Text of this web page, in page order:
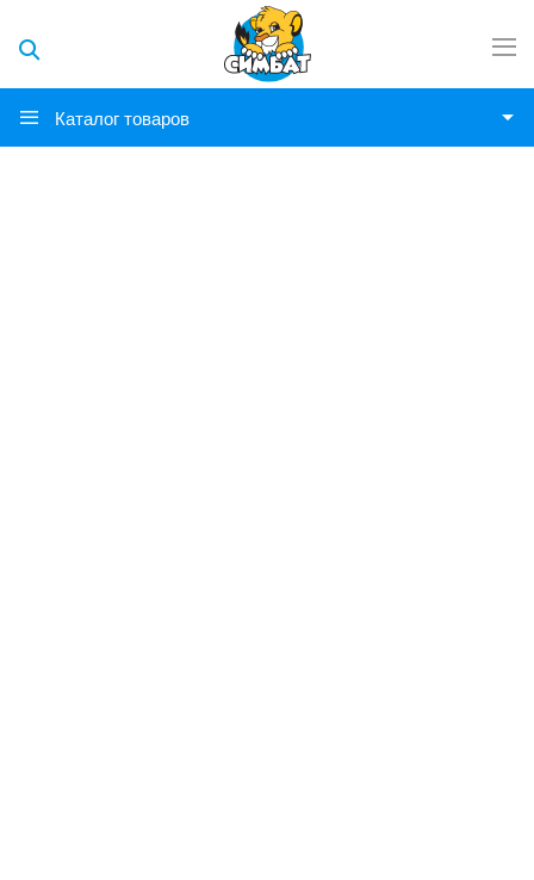
Каталог товаров